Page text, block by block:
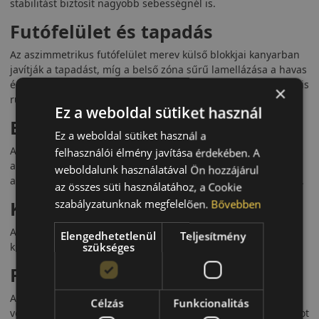
stabilitást biztosít nagyobb sebességnél is.
Futófelület és tapadás
Az aszimmetrikus futófelület merev külső blokkjai kanyarban
javítják a tapadást, míg a belső zóna sűrű lamellázása a havas
és jeges körülményekhez igazodik. A gumikeverék hidegben is
rugalmas marad.
Biztonsági jellemzők
A széles barázdák gyors vízelvezetést kínálnak, így csökkentik
az aquaplaning kockázatát. A 3PMSF jelölés igazolja a téli
alkalmasságát. A rövid fékút még csúszós úton is kiemelkedő.
Komfort és zajszint
A Sport 2 optimalizált mintázata a sportos jellege mellett
kiegyensúlyozott, mérsékelt zajszintet biztosít.
Felhasználási ajánlás
A Nexen Winguard Sport 2 azoknak ajánlott, akik sportos
vezetést szeretnének télen is, anélkül, hogy kompromisszumot
×
Ez a weboldal sütiket használ
Ez a weboldal sütiket használ a
felhasználói élmény javítása érdekében. A
weboldalunk használatával Ön hozzájárul
az összes süti használatához, a Cookie
szabályzatunknak megfelelően. Bővebben
Elengedhetetlenül
szükséges
Teljesítmény
Célzás Funkcionalitás